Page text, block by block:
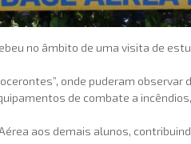
no âmbito de uma visita de
onde puderam observar
de combate a
aos demais alunos,